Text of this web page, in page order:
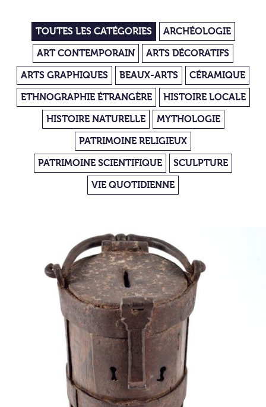
TOUTES LES CATÉGORIES ARCHÉOLOGIE
ART CONTEMPORAIN ARTS DÉCORATIFS
ARTS GRAPHIQUES BEAUX-ARTS CÉRAMIQUE
ETHNOGRAPHIE ÉTRANGÈRE HISTOIRE LOCALE
HISTOIRE NATURELLE MYTHOLOGIE
PATRIMOINE RELIGIEUX
PATRIMOINE SCIENTIFIQUE SCULPTURE
VIE QUOTIDIENNE